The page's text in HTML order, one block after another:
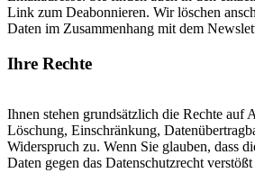
Link zum Deabonnieren. Wir löschen
Daten im Zusammenhang mit dem
Ihre Rechte
Ihnen stehen grundsätzlich die Rechte auf
Löschung, Einschränkung,
Widerspruch zu. Wenn Sie glauben, dass
Daten gegen das Datenschutzrecht